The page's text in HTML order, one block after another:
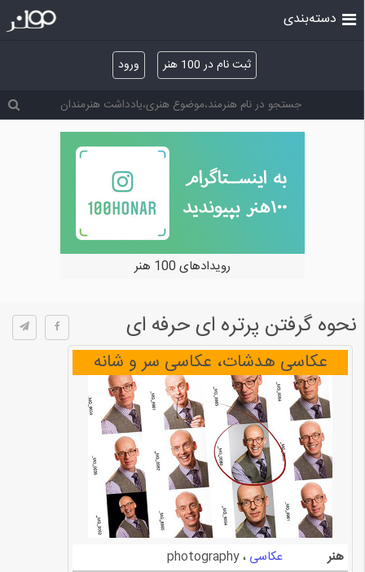
ثبت نام در 100 هنر ورود
دسته‌بندی
رویدادهای 100 هنر
نحوه گرفتن پرتره ای حرفه ای
عکاسی هدشات، عکاسی سر و شانه
هنر عکاسی photography